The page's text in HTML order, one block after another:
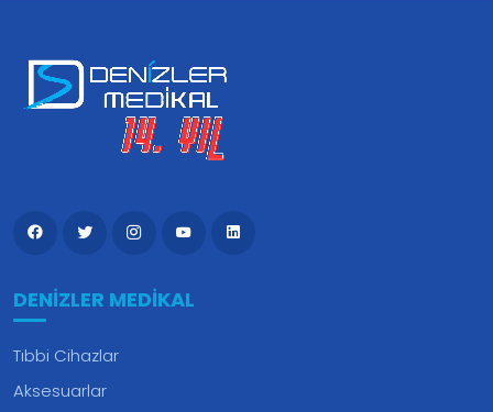
DENIZLER MEDIKAL
Tıbbi Cihazlar
Aksesuarlar